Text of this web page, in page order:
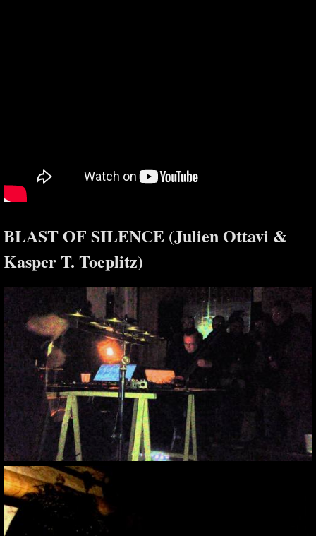
BLAST OF SILENCE (Julien Ottavi &
Kasper T. Toeplitz)